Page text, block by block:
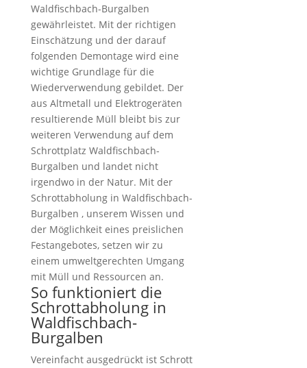
Waldfischbach-Burgalben
gewährleistet. Mit der richtigen
Einschätzung und der darauf
folgenden Demontage wird eine
wichtige Grundlage für die
Wiederverwendung gebildet. Der
aus Altmetall und Elektrogeräten
resultierende Müll bleibt bis zur
weiteren Verwendung auf dem
Schrottplatz Waldfischbach-
Burgalben und landet nicht
irgendwo in der Natur. Mit der
Schrottabholung in Waldfischbach-
Burgalben , unserem Wissen und
der Möglichkeit eines preislichen
Festangebotes, setzen wir zu
einem umweltgerechten Umgang
mit Müll und Ressourcen an.
So funktioniert die
Schrottabholung in
Waldfischbach-
Burgalben
Vereinfacht ausgedrückt ist Schrott